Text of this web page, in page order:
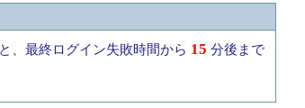
、最終ログイン失敗時間から 15 分後まで